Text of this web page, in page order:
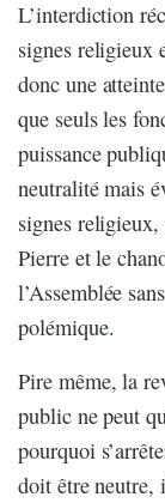
L’interdiction
signes religieux
donc une
que seuls les
puissance
neutralité mais
signes religieux,
Pierre et le
l’Assemblée
polémique.
Pire même, la
public ne peut
pourquoi
doit être neutre,